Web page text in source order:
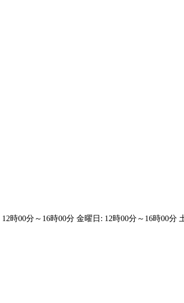
時00分～16時00分 金曜日: 12時00分～16時00分